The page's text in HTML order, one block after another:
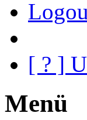
[ ? ]
Menü